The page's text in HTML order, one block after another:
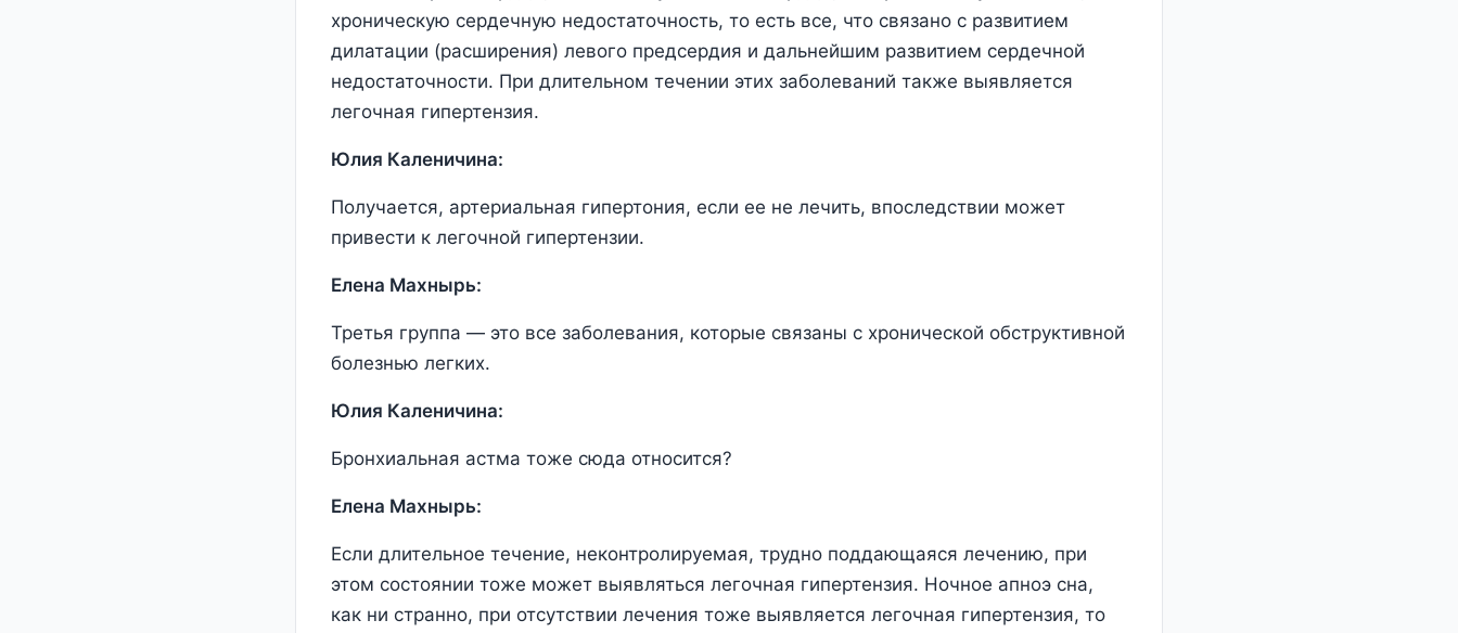
хроническую сердечную недостаточность, то есть все, что связано с развитием
дилатации (расширения) левого предсердия и дальнейшим развитием сердечной
недостаточности. При длительном течении этих заболеваний также выявляется
легочная гипертензия.
Юлия Каленичина:
Получается, артериальная гипертония, если ее не лечить, впоследствии может
привести к легочной гипертензии.
Елена Махнырь:
Третья группа — это все заболевания, которые связаны с хронической обструктивной
болезнью легких.
Юлия Каленичина:
Бронхиальная астма тоже сюда относится?
Елена Махнырь:
Если длительное течение, неконтролируемая, трудно поддающаяся лечению, при
этом состоянии тоже может выявляться легочная гипертензия. Ночное апноэ сна,
как ни странно, при отсутствии лечения тоже выявляется легочная гипертензия, то